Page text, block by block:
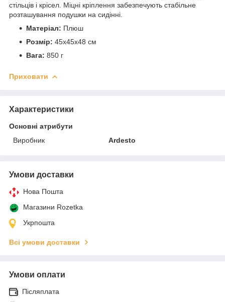
стільців і крісел. Міцні кріплення забезпечують стабільне
розташування подушки на сидінні.
Матеріал: Плюш
Розмір: 45х45х48 см
Вага: 850 г
Приховати
Характеристики
Основні атрибути
Виробник
Ardesto
Умови доставки
Нова Пошта
Магазини Rozetka
Укрпошта
Всі умови доставки
Умови оплати
Післяплата